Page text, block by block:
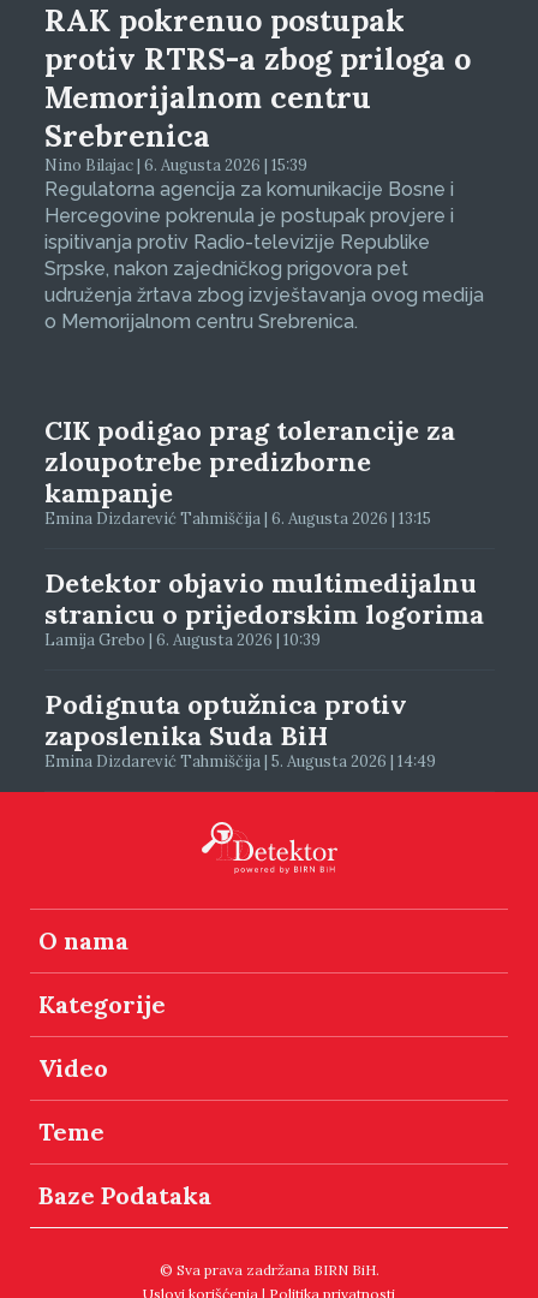
RAK pokrenuo postupak
protiv RTRS-a zbog priloga o
Memorijalnom centru
Srebrenica
Nino Bilajac | 6. Augusta 2026 | 15:39
Regulatorna agencija za komunikacije Bosne i
Hercegovine pokrenula je postupak provjere i
ispitivanja protiv Radio-televizije Republike
Srpske, nakon zajedničkog prigovora pet
udruženja žrtava zbog izvještavanja ovog medija
o Memorijalnom centru Srebrenica.
CIK podigao prag tolerancije za
zloupotrebe predizborne
kampanje
Emina Dizdarević Tahmiščija | 6. Augusta 2026 | 13:15
Detektor objavio multimedijalnu
stranicu o prijedorskim logorima
Lamija Grebo | 6. Augusta 2026 | 10:39
Podignuta optužnica protiv
zaposlenika Suda BiH
Emina Dizdarević Tahmiščija | 5. Augusta 2026 | 14:49
O nama
Kategorije
Video
Teme
Baze Podataka
© Sva prava zadržana BIRN BiH.
Uslovi korišćenja | Politika privatnosti